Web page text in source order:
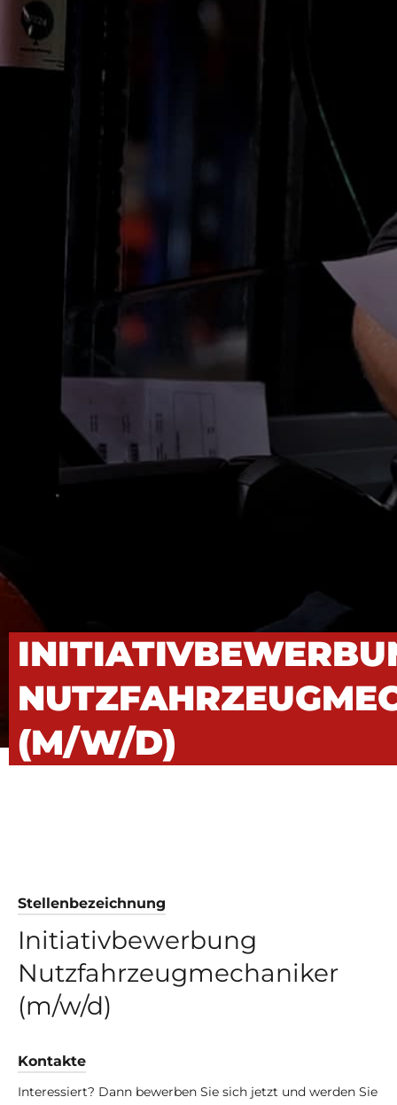
(M/W/D)
Stellenbezeichnung
Initiativbewerbung
Nutzfahrzeugmechaniker
(m/w/d)
Kontakte
Interessiert? Dann bewerben Sie sich jetzt und werden Sie